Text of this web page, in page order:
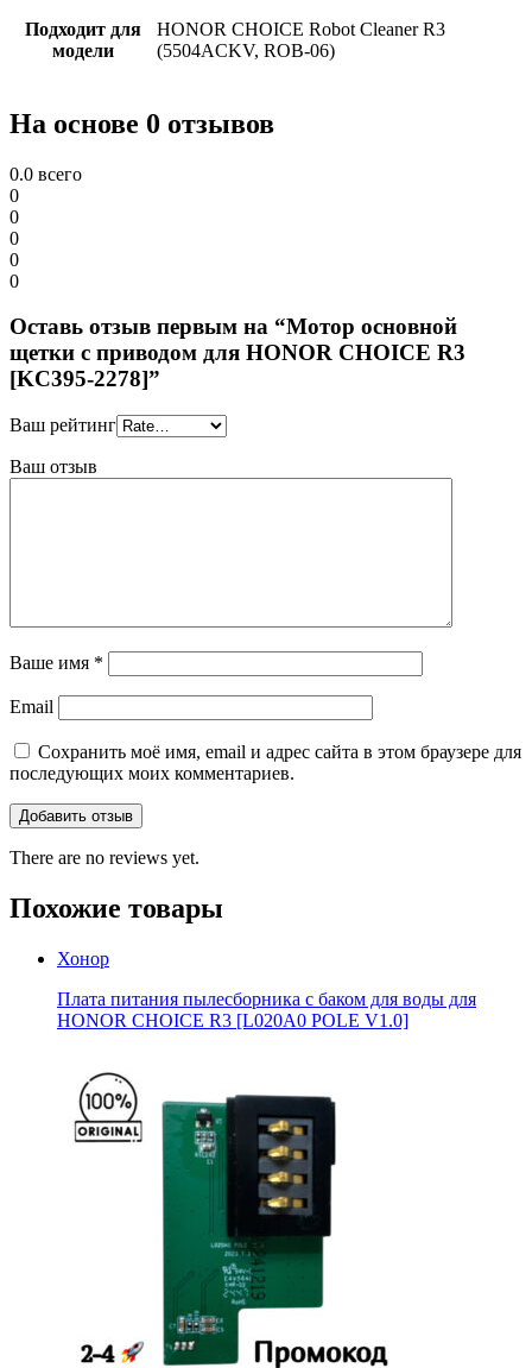
Подходит для
модели
HONOR CHOICE Robot Cleaner R3
(5504ACKV, ROB-06)
На основе 0 отзывов
0.0 всего
0
0
0
0
0
Оставь отзыв первым на “Мотор основной
щетки с приводом для HONOR CHOICE R3
[KC395-2278]”
Ваш рейтинг
Ваш отзыв
Ваше имя *
Email
Сохранить моё имя, email и адрес сайта в этом браузере для
последующих моих комментариев.
There are no reviews yet.
Похожие товары
Хонор
Плата питания пылесборника с баком для воды для
HONOR CHOICE R3 [L020A0 POLE V1.0]